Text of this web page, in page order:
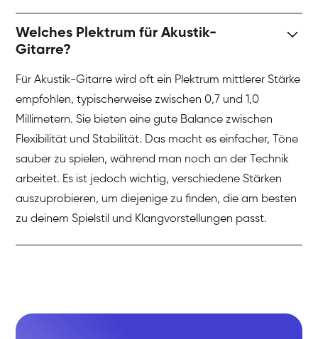
Welches Plektrum für Akustik-
Gitarre?
Für Akustik-Gitarre wird oft ein Plektrum mittlerer Stärke
empfohlen, typischerweise zwischen 0,7 und 1,0
Millimetern. Sie bieten eine gute Balance zwischen
Flexibilität und Stabilität. Das macht es einfacher, Töne
sauber zu spielen, während man noch an der Technik
arbeitet. Es ist jedoch wichtig, verschiedene Stärken
auszuprobieren, um diejenige zu finden, die am besten
zu deinem Spielstil und Klangvorstellungen passt.